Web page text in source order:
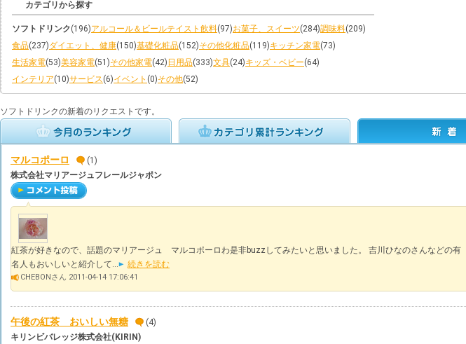
カテゴリから探す
ソフトドリンク(196)アルコール＆ビールテイスト飲料(97)お菓子、スイーツ(284)調味料(209)
食品(237)ダイエット、健康(150)基礎化粧品(152)その他化粧品(119)キッチン家電(73)
生活家電(53)美容家電(51)その他家電(42) 日用品(333)文具(24)キッズ・ベビー(64)
インテリア(10)サービス(6)イベント (0)その他(52)
ソフトドリンクの新着のリクエストです。
マルコポーロ
(1)
株式会社マリアージュフレールジャポン
紅茶が好きなので、話題のマリアージュ マルコポーロわ是非buzzしてみたいと思いました。 吉川ひなのさんなどの有
名人もおいしいと紹介して...
続きを読む
CHEBONさん 2011-04-14 17:06:41
午後の紅茶 おいしい無糖
(4)
キリンビバレッジ株式会社(KIRIN)